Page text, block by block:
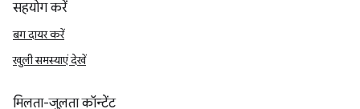
सहयोग करें
बग दायर करें
खुली समस्याएं देखें
मिलता-जुलता कॉन्टेंट